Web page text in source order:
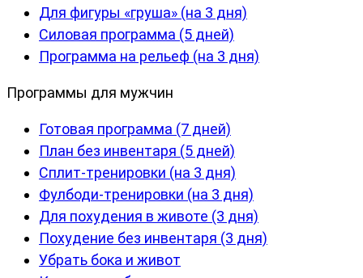
Для фигуры «груша» (на 3 дня)
Силовая программа (5 дней)
Программа на рельеф (на 3 дня)
Программы для мужчин
Готовая программа (7 дней)
План без инвентаря (5 дней)
Сплит-тренировки (на 3 дня)
Фулбоди-тренировки (на 3 дня)
Для похудения в животе (3 дня)
Похудение без инвентаря (3 дня)
Убрать бока и живот